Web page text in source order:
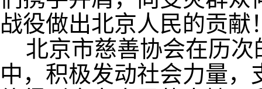
战役做出北京人民的贡献
北京市慈善协会在历
中，积极发动社会力量